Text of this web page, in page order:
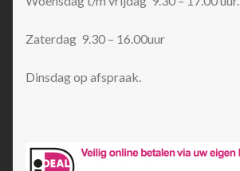
Zaterdag 9.30 – 16.00uur
Dinsdag op afspraak.